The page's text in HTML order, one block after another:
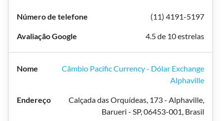
(11) 4191-5197
4.5 de 10 estrelas
Câmbio Pacific Currency - Dólar Exchange
Alphaville
Calçada das Orquídeas, 173 - Alphaville,
Barueri - SP, 06453-001, Brasil